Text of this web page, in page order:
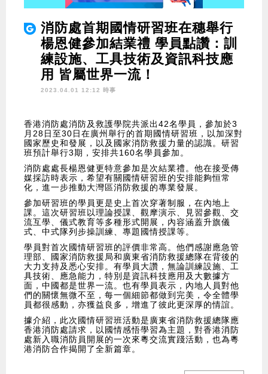
消防處首期國情研習班在穗舉行
楊恩健參加結業禮 學員點讚：訓
練設施、工具技術及資訊科技應
用 皆屬世界一流！
2023.04.01 12:12 時事
香港消防處消防及救護學院共派出42名學員，參加於3
月28日至30日在廣州舉行的首期國情研習班，以加深對
國家歷史和發展，以及國家消防救援力量的認識。研習
班預計舉行3期，安排共160名學員參加。
消防處處長楊恩健更特意參加是次結業禮。他在接受傳
媒採訪時表示，希望有關國情研習班的安排能夠恒常
化，進一步推動大灣區消防救援的專業發展。
參加研習班的學員更是史上首次穿著制服，在內地上
課。這次研習班以理論授課、觀摩演示、見習參觀、交
流互學、儀式教育等多種形式開展，內容涵蓋升旗儀
式、中式隊列步操訓練、專題國情授課等。
學員對首次國情研習班的評價非常高。他們感謝應急管
理部、國家消防救援局和廣東省消防救援總隊在背後的
大力支持及悉心安排。有學員大讚，無論訓練設施、工
具技術、應急能力，特別是資訊科技應用及大數據方
面，中國都是世界一流。也有學員表示，內地人員對他
們的關懷無微不至，每一個細節都做到完美，令全體學
員都很感動，亦獲益良多，增進了彼此更深厚的情誼。
據介紹，此次國情研習班活動是廣東省消防救援總隊應
香港消防處請求，以國情感悟學習為主題，對香港消防
處新入職消防員開展的一次來粵交流實踐活動，也為粵
港消防合作揭開了全新篇章。